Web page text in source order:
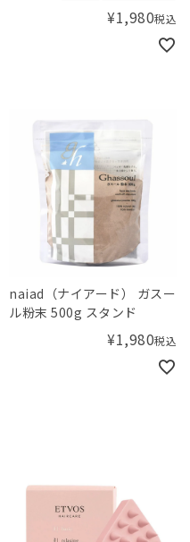
¥1,980税込
naiad（ナイアード） ガスー
ル粉末 500g スタンド
¥1,980税込